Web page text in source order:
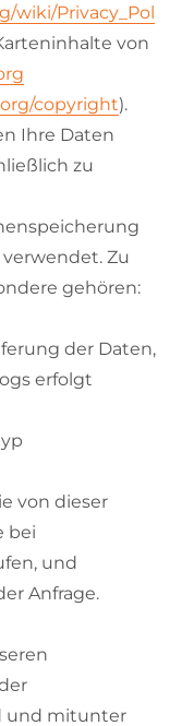
wiki/Privacy_Pol
von
copyright).
Ihre Daten
zu
Zu
gehören:
der Daten,
erfolgt
von dieser
bei
und
Anfrage.
und mitunter